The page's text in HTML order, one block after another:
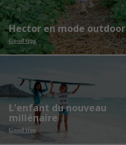
Hector en mode outdoor
Good tips
L'enfant du nouveau
millénaire
Good tips